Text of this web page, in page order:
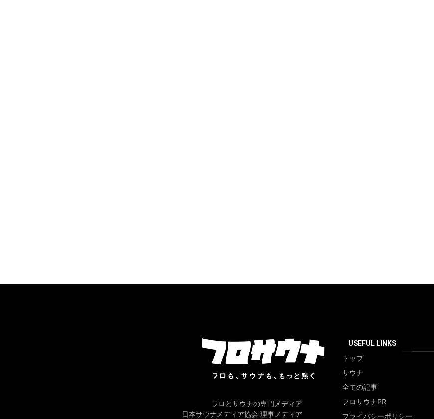
フロとサウナの専門メディア
日本サウナメディア協会 理事メディア
USEFUL LINKS
トップ
サウナ
全ての記事
フロサウナPR
プライバシーポリシー